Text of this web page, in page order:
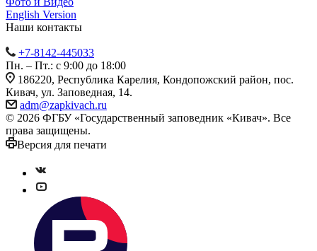
English Version
Наши контакты
+7-8142-445033
Пн. – Пт.: с 9:00 до 18:00
186220, Республика Карелия, Кондопожский район, пос.
Кивач, ул. Заповедная, 14.
adm@zapkivach.ru
© 2026 ФГБУ «Государственный заповедник «Кивач». Все
права защищены.
Версия для печати